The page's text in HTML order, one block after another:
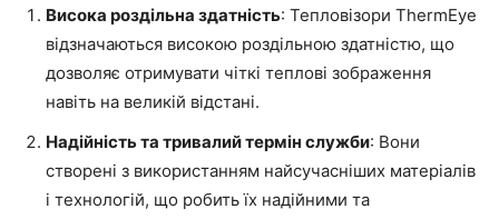
Висока роздільна здатність: Тепловізори ThermEye
відзначаються високою роздільною здатністю, що
дозволяє отримувати чіткі теплові зображення
навіть на великій відстані.
Надійність та тривалий термін служби: Вони
створені з використанням найсучасніших матеріалів
і технологій, що робить їх надійними та